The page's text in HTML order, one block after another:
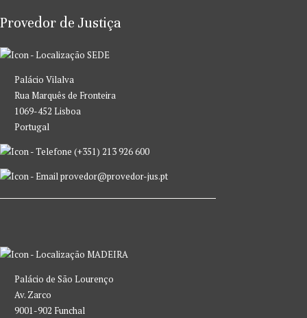
Provedor de Justiça
SEDE
Palácio Vilalva
Rua Marquês de Fronteira
1069-452 Lisboa
Portugal
(+351) 213 926 600
provedor@provedor-jus.pt
MADEIRA
Palácio de São Lourenço
Av. Zarco
9001-902 Funchal